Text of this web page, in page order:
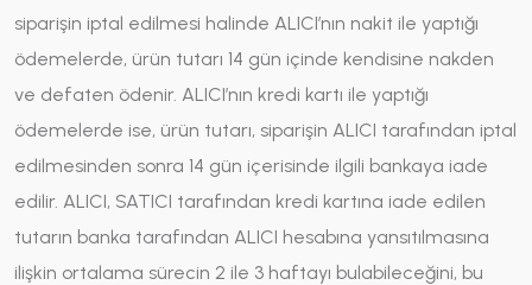
siparişin iptal edilmesi halinde ALICI’nın nakit ile yaptığı
ödemelerde, ürün tutarı 14 gün içinde kendisine nakden
ve defaten ödenir. ALICI’nın kredi kartı ile yaptığı
ödemelerde ise, ürün tutarı, siparişin ALICI tarafından iptal
edilmesinden sonra 14 gün içerisinde ilgili bankaya iade
edilir. ALICI, SATICI tarafından kredi kartına iade edilen
tutarın banka tarafından ALICI hesabına yansıtılmasına
ilişkin ortalama sürecin 2 ile 3 haftayı bulabileceğini, bu